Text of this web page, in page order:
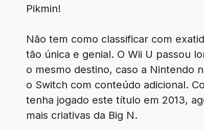
Pikmin!
Não tem como classificar com
tão única e genial. O Wii U passou
o mesmo destino, caso a Nintendo
o Switch com conteúdo adicional.
tenha jogado este título em 2013,
mais criativas da Big N.